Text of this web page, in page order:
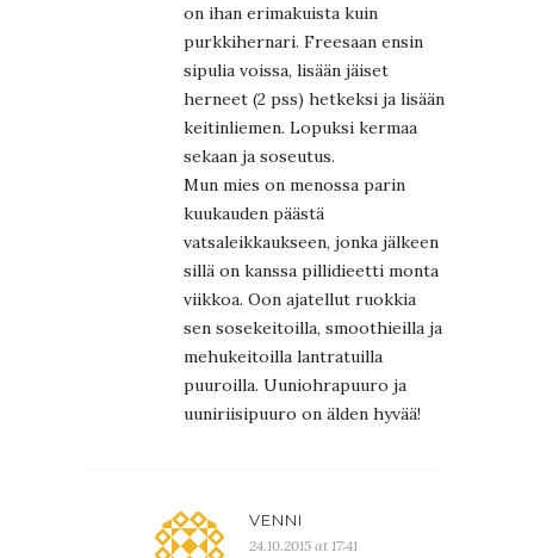
on ihan erimakuista kuin
purkkihernari. Freesaan ensin
sipulia voissa, lisään jäiset
herneet (2 pss) hetkeksi ja lisään
keitinliemen. Lopuksi kermaa
sekaan ja soseutus.
Mun mies on menossa parin
kuukauden päästä
vatsaleikkaukseen, jonka jälkeen
sillä on kanssa pillidieetti monta
viikkoa. Oon ajatellut ruokkia
sen sosekeitoilla, smoothieilla ja
mehukeitoilla lantratuilla
puuroilla. Uuniohrapuuro ja
uuniriisipuuro on älden hyvää!
VENNI
24.10.2015 at 17:41